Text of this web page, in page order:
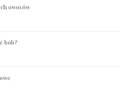
owoców
bób?